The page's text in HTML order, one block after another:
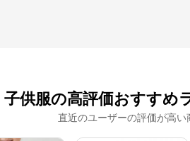
子供服の高評価おすすめ
直近のユーザーの評価が高い